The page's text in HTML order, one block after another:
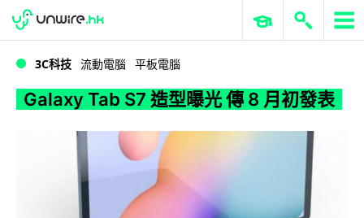
Galaxy Tab S7 造型曝光 傳 8 月初發表
WWDC 2026 ERP 與商業 AI
3C科技 流動電腦 平板電腦
Galaxy Tab S7 造型曝光 傳 8 月初發表